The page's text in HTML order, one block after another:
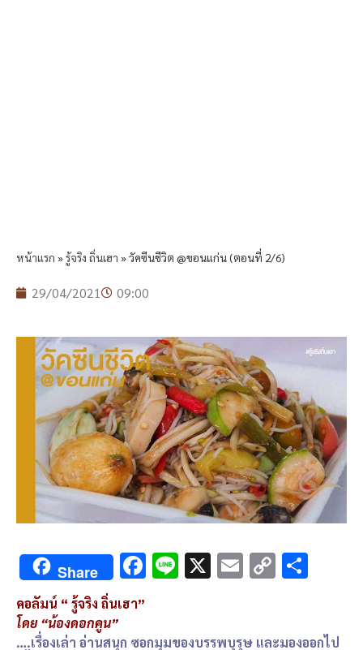
หน้าแรก »รู้จริง ถิ่นเฮา »วัคซีนชีวิต @ขอนแก่น (ตอนที่ 2/6)
29/04/2021 09:00
Share F
b
Li X E
l
C
Li e
คอลัมน์ “ รู้จริง ถิ่นเฮา”
โดย “น้องดอกคูน”
….เรื่องเล่า อ่านสนุก ซอกมุมของบรรพบุรุษ และมองออกไป